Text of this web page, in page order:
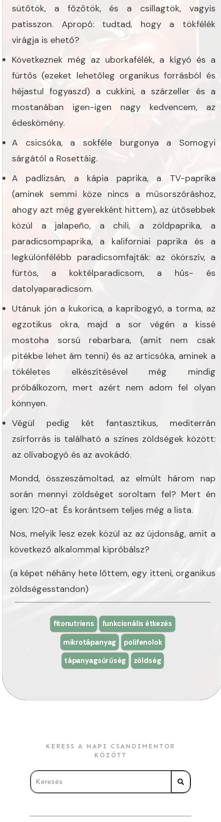
sütőtök, a főzőtök, és a csillagtök, vagyis
patisszon. Apropó: tudtad, hogy a tökfélék
virágja is ehető?
Következnek még az uborkafélék, a kígyó és a
fürtős (ezeket lehetőleg organikus forrásból és
héjastul fogyaszd) a cukkini, a szárzeller és a
mostanában igen-igen nagy kedvencem, az
édeskömény.
A csicsóka, a sokféle burgonya a Somogyi
sárgától a Rosettáig.
A padlizsán, a kápia paprika, a TV-paprika
(aminek semmi köze nincs a műsorszóráshoz,
ahogy azt még gyerekként hittem), az ütősebbek
közül a jalapeño, a chili, a zöldpaprika, a
paradicsompaprika, a kaliforniai paprika és a
legkülönfélébb paradicsomfajták: az ökörszív, a
fürtös, a koktélparadicsom, a hús- és
datolyaparadicsom.
Utánuk jön a kukorica, a kapribogyó, a torma, az
egzotikus okra, majd a sor végén a kissé
mostoha sorsú rebarbara, (amit nem csak
pitékbe lehet ám tenni) és az articsóka, aminek a
tökéletes elkészítésével még mindig
próbálkozom, mert azért nem adom fel olyan
könnyen.
Végül pedig két fantasztikus, mediterrán
zsírforrás is található a színes zöldségek között:
az olívabogyó és az avokádó.
Mondd, összeszámoltad, az elmúlt három nap
során mennyi zöldséget soroltam fel? Mert én
igen: 120-at És korántsem teljes még a lista.
Nos, melyik lesz ezek közül az az újdonság, amit a
következő alkalommal kipróbálsz?
(a képet néhány hete lőttem, egy itteni, organikus
zöldségesstandon)
fitonutriens funkcionális étkezés
mikrotápanyag polifenolok
tápanyagsűrűség zöldség
KERESS A NAPI CSANDIMENTOR
KÖZÖTT